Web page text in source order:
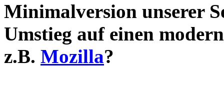
Minimalversion unserer
Umstieg auf einen
z.B. Mozilla?